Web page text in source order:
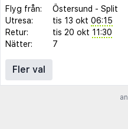
Flyg från: Östersund - Split
Utresa:
tis 13 okt 06:15
Retur:
tis 20 okt 11:30
Nätter:
7
Fler val